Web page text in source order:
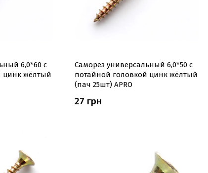
6,0*60 с
цинк жёлтый
Саморез универсальный 6,0*50 с
потайной головкой цинк жёлтый
(пач 25шт) APRO
27 грн